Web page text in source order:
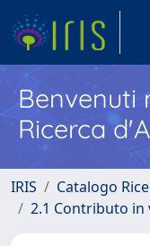
Benvenuti
Ricerca
IRIS Catalogo
2.1 Contributo in